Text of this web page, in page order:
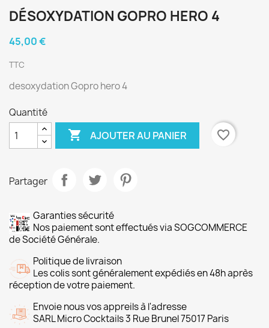
DÉSOXYDATION GOPRO HERO 4
45,00 €
TTC
desoxydation Gopro hero 4
Quantité
 AJOUTER AU PANIER favorite_border
Partager
Garanties sécurité
Nos paiement sont effectués via SOGCOMMERCE
de Société Générale.
Politique de livraison
Les colis sont généralement expédiés en 48h après
réception de votre paiement.
Envoie nous vos appreils à l'adresse
SARL Micro Cocktails 3 Rue Brunel 75017 Paris